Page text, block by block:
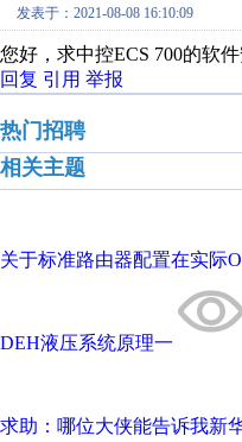
发表于：2021-08-08 16:10:09
您好，求中控ECS 700的软
回复 引用 举报
热门招聘
相关主题
关于标准路由器配置在实际
DEH液压系统原理一
求助：哪位大侠能告诉我新